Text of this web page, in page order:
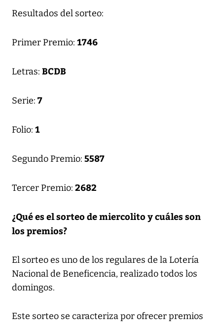
Resultados del sorteo:
Primer Premio: 1746
Letras: BCDB
Serie: 7
Folio: 1
Segundo Premio: 5587
Tercer Premio: 2682
¿Qué es el sorteo de miercolito y cuáles son
los premios?
El sorteo es uno de los regulares de la Lotería
Nacional de Beneficencia, realizado todos los
domingos.
Este sorteo se caracteriza por ofrecer premios